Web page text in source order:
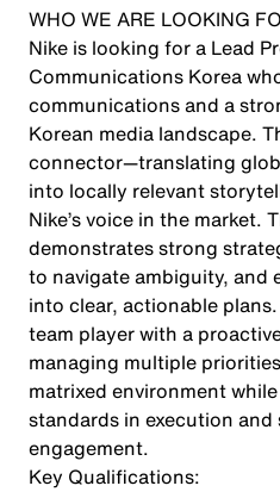
WHO WE ARE LOOKING
Nike is looking for a Lead
Communications Korea
communications and a
Korean media landscape.
connector—translating
into locally relevant
Nike’s voice in the market.
demonstrates strong
to navigate ambiguity, and
into clear, actionable
team player with a
managing multiple
matrixed environment
standards in execution and
engagement.
Key Qualifications: